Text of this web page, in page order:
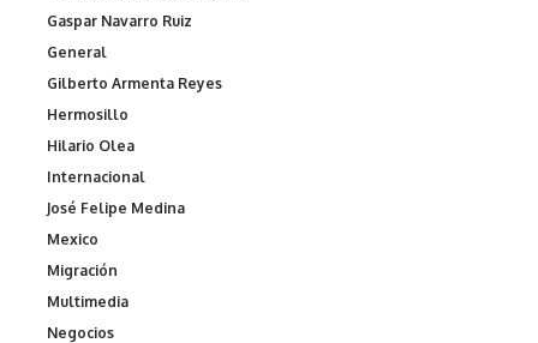
Gaspar Navarro Ruiz
General
Gilberto Armenta Reyes
Hermosillo
Hilario Olea
Internacional
José Felipe Medina
Mexico
Migración
Multimedia
Negocios